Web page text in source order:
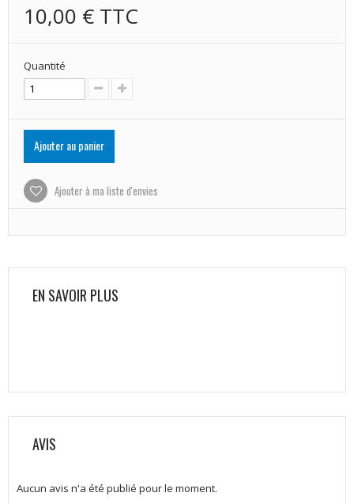
10,00 € TTC
Quantité
Ajouter au panier
Ajouter à ma liste d'envies
EN SAVOIR PLUS
AVIS
Aucun avis n'a été publié pour le moment.